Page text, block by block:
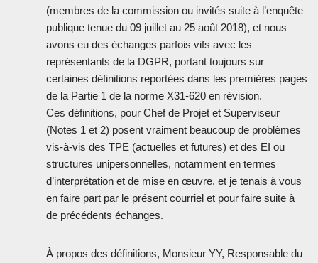
(membres de la commission ou invités suite à l’enquête
publique tenue du 09 juillet au 25 août 2018), et nous
avons eu des échanges parfois vifs avec les
représentants de la DGPR, portant toujours sur
certaines définitions reportées dans les premières pages
de la Partie 1 de la norme X31-620 en révision.
Ces définitions, pour Chef de Projet et Superviseur
(Notes 1 et 2) posent vraiment beaucoup de problèmes
vis-à-vis des TPE (actuelles et futures) et des EI ou
structures unipersonnelles, notamment en termes
d’interprétation et de mise en œuvre, et je tenais à vous
en faire part par le présent courriel et pour faire suite à
de précédents échanges.
À propos des définitions, Monsieur YY, Responsable du